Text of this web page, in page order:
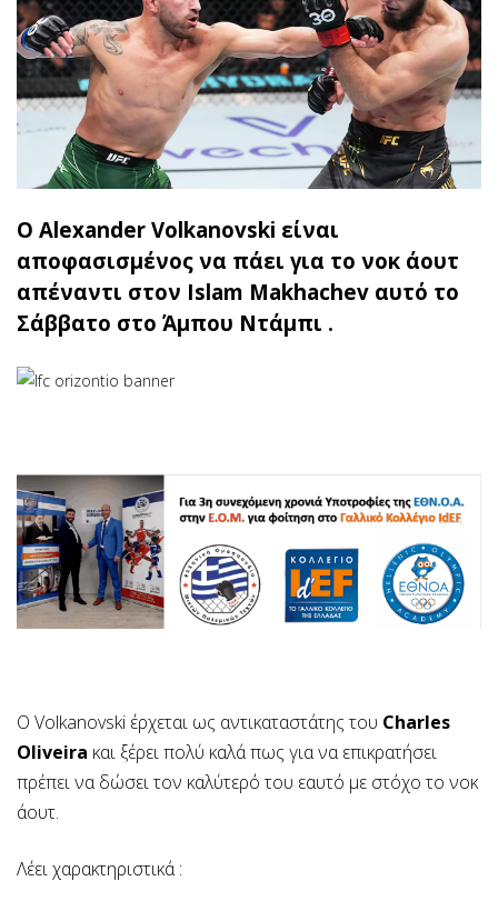
Ο Alexander Volkanovski είναι
αποφασισμένος να πάει για το νοκ άουτ
απέναντι στον Islam Makhachev αυτό το
Σάββατο στο Άμπου Ντάμπι .
Ο Volkanovski έρχεται ως αντικαταστάτης του Charles
Oliveira και ξέρει πολύ καλά πως για να επικρατήσει
πρέπει να δώσει τον καλύτερό του εαυτό με στόχο το νοκ
άουτ.
Λέει χαρακτηριστικά :